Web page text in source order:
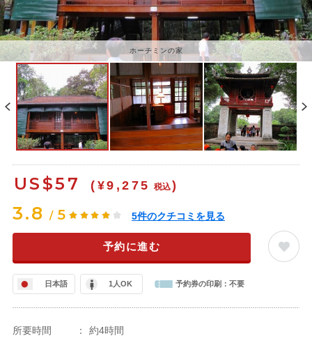
ホーチミンの家
US$57 (¥9,275 税込)
3.8 / 5 5件のクチコミを見る
予約に進む
日本語 1人OK 予約券の印刷： 不要
所要時間 ：
約4時間